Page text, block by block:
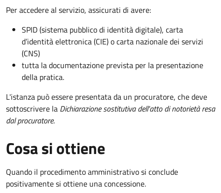
Per accedere al servizio, assicurati di avere:
SPID (sistema pubblico di identità digitale), carta
d’identità elettronica (CIE) o carta nazionale dei servizi
(CNS)
tutta la documentazione prevista per la presentazione
della pratica.
L'istanza può essere presentata da un procuratore, che deve
sottoscrivere la Dichiarazione sostitutiva dell'atto di notorietà resa
dal procuratore.
Cosa si ottiene
Quando il procedimento amministrativo si conclude
positivamente si ottiene una concessione.